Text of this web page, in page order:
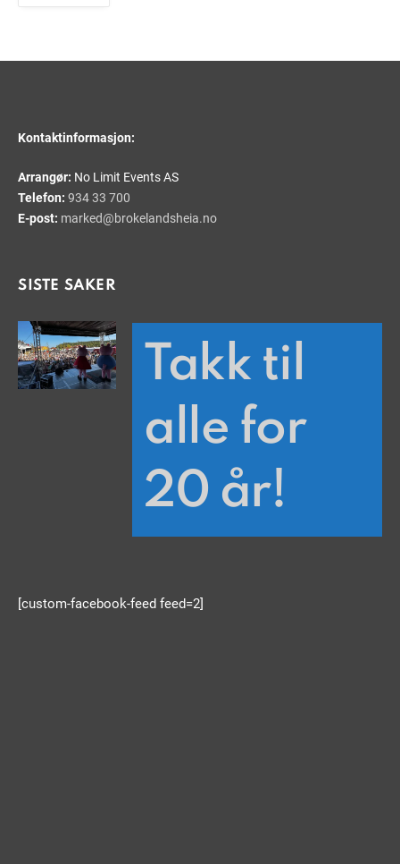
Kontaktinformasjon:
Arrangør: No Limit Events AS
Telefon: 934 33 700
E-post: marked@brokelandsheia.no
SISTE SAKER
Takk til
alle for
20 år!
[custom-facebook-feed feed=2]